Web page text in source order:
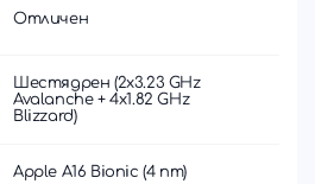
Отличен
Шестядрен (2x3.23 GHz
Avalanche + 4x1.82 GHz
Blizzard)
Apple A16 Bionic (4 nm)